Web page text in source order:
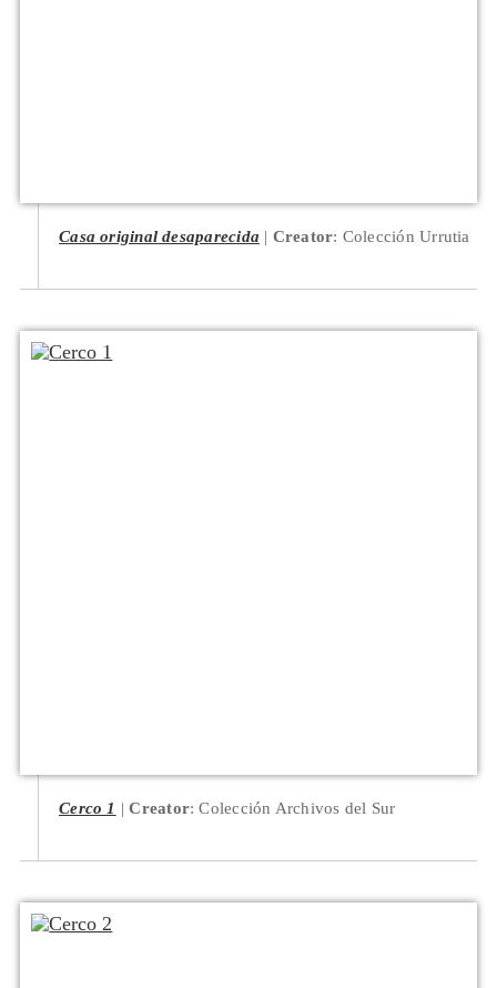
Casa original desaparecida Creator: Colección Urrutia
Cerco 1 Creator: Colección Archivos del Sur